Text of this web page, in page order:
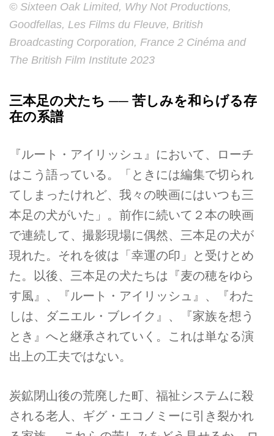
© Sixteen Oak Limited, Why Not Productions,
Goodfellas, Les Films du Fleuve, British
Broadcasting Corporation, France 2 Cinéma and
The British Film Institute 2023
三本足の犬たち ── 苦しみを和らげる存
在の系譜
『ルート・アイリッシュ』において、ローチ
はこう語っている。「ときには編集で切られ
てしまったけれど、我々の映画にはいつも三
本足の犬がいた」。前作に続いて２本の映画
で連続して、撮影現場に偶然、三本足の犬が
現れた。それを彼は「幸運の印」と受けとめ
た。以後、三本足の犬たちは『麦の穂をゆら
す風』、『ルート・アイリッシュ』、『わた
しは、ダニエル・ブレイク』、『家族を想う
とき』へと継承されていく。これは単なる演
出上の工夫ではない。
炭鉱閉山後の荒廃した町、福祉システムに殺
される老人、ギグ・エコノミーに引き裂かれ